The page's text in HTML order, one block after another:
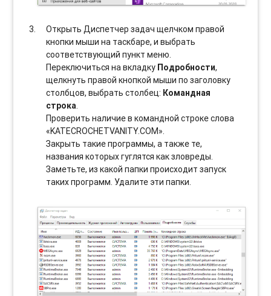
Открыть Диспетчер задач щелчком правой
кнопки мыши на таскбаре, и выбрать
соотвeтствующий пункт меню.
Переключиться на вкладку Подробности,
щелкнуть правой кнопкой мыши по заголовку
столбцов, выбрать столбец: Командная
строка.
Проверить наличие в командной строке слова
«KATECROCHETVANITY.COM».
Закрыть такие программы, а также те,
названия которых гуглятся как зловреды.
Заметьте, из какой папки происходит запуск
таких программ. Удалите эти папки.